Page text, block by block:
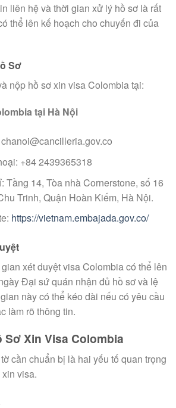
liên hệ và thời gian xử lý hồ sơ là rất
thể lên kế hoạch cho chuyến đi của
Sơ
nộp hồ sơ xin visa Colombia tại:
tại Hà Nội
chanoi@cancilleria.gov.co
+84 2439365318
Tầng 14, Tòa nhà Cornerstone, số 16
Trinh, Quận Hoàn Kiếm, Hà Nội.
https://vietnam.embajada.gov.co/
xét duyệt visa Colombia có thể lên
Đại sứ quán nhận đủ hồ sơ và lệ
này có thể kéo dài nếu có yêu cầu
làm rõ thông tin.
Sơ Xin Visa Colombia
cần chuẩn bị là hai yếu tố quan trọng
visa.